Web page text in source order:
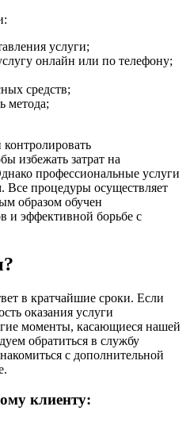
услуги;
онлайн или по телефону;
средств;
метода;
избежать затрат на
профессиональные услуги
Все процедуры осуществляет
образом обучен
и эффективной борьбе с
в кратчайшие сроки. Если
оказания услуги
моменты, касающиеся нашей
обратиться в службу
с дополнительной
клиенту: